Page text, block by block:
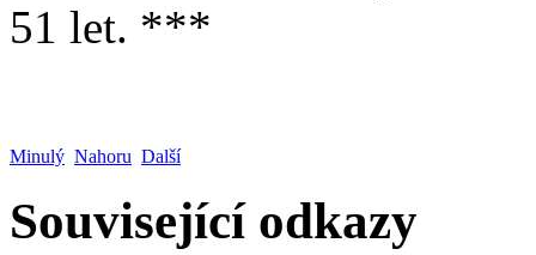
51 let. ***
Minulý Nahoru Další
Související odkazy